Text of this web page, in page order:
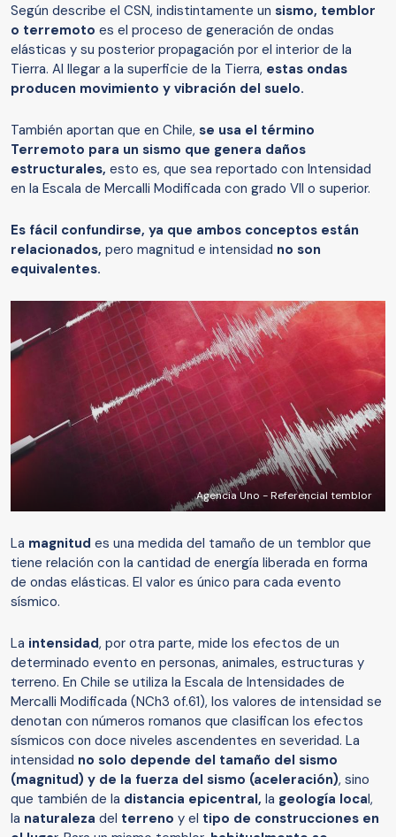
Según describe el CSN, indistintamente un sismo, temblor
o terremoto es el proceso de generación de ondas
elásticas y su posterior propagación por el interior de la
Tierra. Al llegar a la superficie de la Tierra, estas ondas
producen movimiento y vibración del suelo.
También aportan que en Chile, se usa el término
Terremoto para un sismo que genera daños
estructurales, esto es, que sea reportado con Intensidad
en la Escala de Mercalli Modificada con grado VII o superior.
Es fácil confundirse, ya que ambos conceptos están
relacionados, pero magnitud e intensidad no son
equivalentes.
Agencia Uno - Referencial temblor
La magnitud es una medida del tamaño de un temblor que
tiene relación con la cantidad de energía liberada en forma
de ondas elásticas. El valor es único para cada evento
sísmico.
La intensidad, por otra parte, mide los efectos de un
determinado evento en personas, animales, estructuras y
terreno. En Chile se utiliza la Escala de Intensidades de
Mercalli Modificada (NCh3 of.61), los valores de intensidad se
denotan con números romanos que clasifican los efectos
sísmicos con doce niveles ascendentes en severidad. La
intensidad no solo depende del tamaño del sismo
(magnitud) y de la fuerza del sismo (aceleración), sino
que también de la distancia epicentral, la geología local,
la naturaleza del terreno y el tipo de construcciones en